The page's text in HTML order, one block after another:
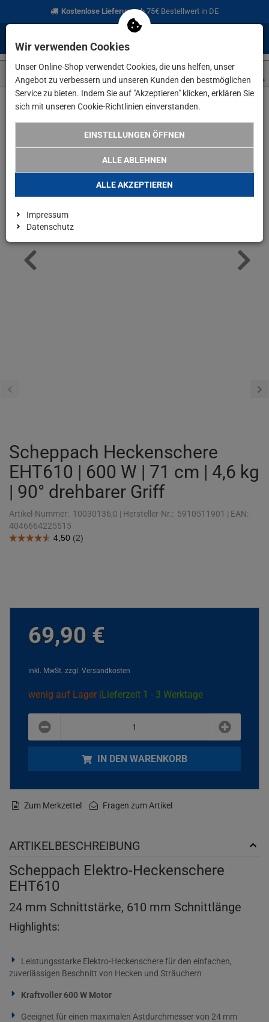
Kostenlose Lieferungab 75€ Bestellwert in DE
Scheppach Heckenschere
EHT610 | 600 W | 71 cm | 4,6 kg
| 90° drehbarer Griff
Artikel-Nummer: 10030136;0 | Hersteller-Nr.: 5910511901 | EAN:
4046664225515
69,90 €
inkl. MwSt. zzgl. Versandkosten
wenig auf Lager |Lieferzeit 1 - 3 Werktage
minus
IN DEN WARENKORB
Zum Merkzettel Fragen zum Artikel
ARTIKELBESCHREIBUNG
Scheppach Elektro-Heckenschere
EHT610
24 mm Schnittstärke, 610 mm Schnittlänge
Highlights:
Leistungsstarke Elektro-Heckenschere für den einfachen,
zuverlässigen Beschnitt von Hecken und Sträuchern
Kraftvoller 600 W Motor
Geeignet für einen maximalen Astdurchmesser von 24 mm
Wir verwenden Cookies
Unser Online-Shop verwendet Cookies, die uns helfen, unser
Angebot zu verbessern und unseren Kunden den bestmöglichen
Service zu bieten. Indem Sie auf "Akzeptieren" klicken, erklären Sie
sich mit unseren Cookie-Richtlinien einverstanden.
EINSTELLUNGEN ÖFFNEN
ALLE ABLEHNEN
ALLE AKZEPTIEREN
Impressum
Datenschutz